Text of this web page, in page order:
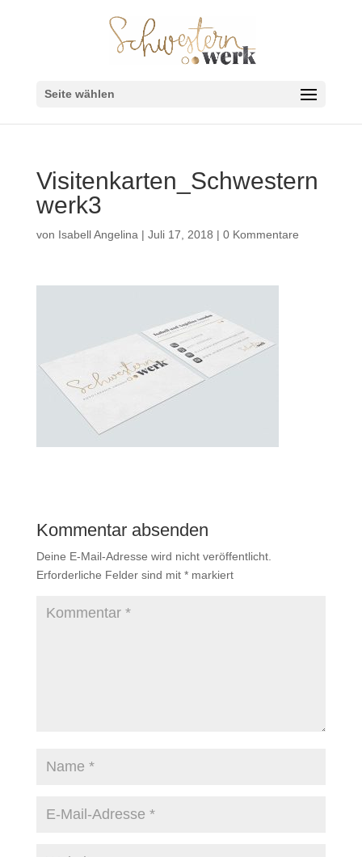
Seite wählen
Visitenkarten_Schwestern
werk3
von Isabell Angelina | Juli 17, 2018 | 0 Kommentare
Kommentar absenden
Deine E-Mail-Adresse wird nicht veröffentlicht.
Erforderliche Felder sind mit *markiert